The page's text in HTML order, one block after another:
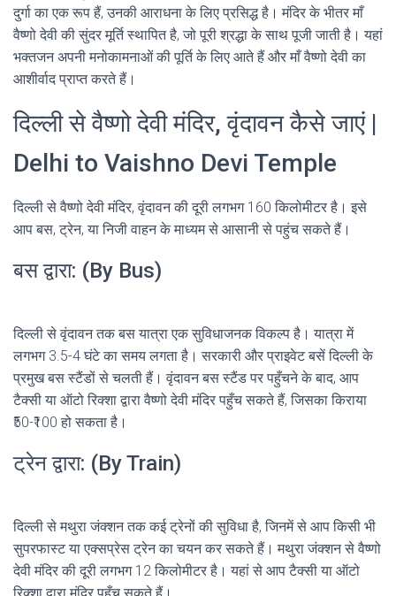
दुर्गा का एक रूप हैं, उनकी आराधना के लिए प्रसिद्ध है। मंदिर के भीतर माँ
वैष्णो देवी की सुंदर मूर्ति स्थापित है, जो पूरी श्रद्धा के साथ पूजी जाती है। यहां
भक्तजन अपनी मनोकामनाओं की पूर्ति के लिए आते हैं और माँ वैष्णो देवी का
आशीर्वाद प्राप्त करते हैं।
दिल्ली से वैष्णो देवी मंदिर, वृंदावन कैसे जाएं |
Delhi to Vaishno Devi Temple
दिल्ली से वैष्णो देवी मंदिर, वृंदावन की दूरी लगभग 160 किलोमीटर है। इसे
आप बस, ट्रेन, या निजी वाहन के माध्यम से आसानी से पहुंच सकते हैं।
बस द्वारा: (By Bus)
दिल्ली से वृंदावन तक बस यात्रा एक सुविधाजनक विकल्प है। यात्रा में
लगभग 3.5-4 घंटे का समय लगता है। सरकारी और प्राइवेट बसें दिल्ली के
प्रमुख बस स्टैंडों से चलती हैं। वृंदावन बस स्टैंड पर पहुँचने के बाद, आप
टैक्सी या ऑटो रिक्शा द्वारा वैष्णो देवी मंदिर पहुँच सकते हैं, जिसका किराया
₹50-₹100 हो सकता है।
ट्रेन द्वारा: (By Train)
दिल्ली से मथुरा जंक्शन तक कई ट्रेनों की सुविधा है, जिनमें से आप किसी भी
सुपरफास्ट या एक्सप्रेस ट्रेन का चयन कर सकते हैं। मथुरा जंक्शन से वैष्णो
देवी मंदिर की दूरी लगभग 12 किलोमीटर है। यहां से आप टैक्सी या ऑटो